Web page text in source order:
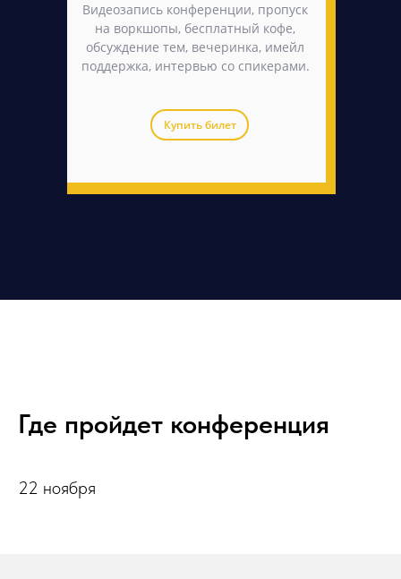
Видеозапись конференции, пропуск
на воркшопы, бесплатный кофе,
обсуждение тем, вечеринка, имейл
поддержка, интервью со спикерами.
Купить билет
Где пройдет конференция
22 ноября